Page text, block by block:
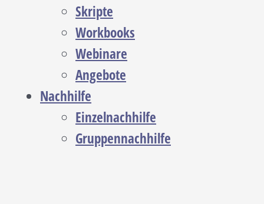
Skripte
Workbooks
Webinare
Angebote
Nachhilfe
Einzelnachhilfe
Gruppennachhilfe